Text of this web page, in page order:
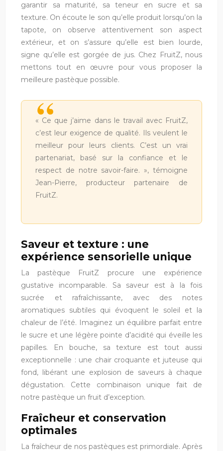
garantir sa maturité, sa teneur en sucre et sa
texture. On écoute le son qu’elle produit lorsqu’on la
tapote, on observe attentivement son aspect
extérieur, et on s’assure qu’elle est bien lourde,
signe qu’elle est gorgée de jus. Chez FruitZ, nous
mettons tout en œuvre pour vous proposer la
meilleure pastèque possible.
« Ce que j’aime dans le travail avec FruitZ,
c’est leur exigence de qualité. Ils veulent le
meilleur pour leurs clients. C’est un vrai
partenariat, basé sur la confiance et le
respect de notre savoir-faire. », témoigne
Jean-Pierre, producteur partenaire de
FruitZ.
Saveur et texture : une
expérience sensorielle unique
La pastèque FruitZ procure une expérience
gustative incomparable. Sa saveur est à la fois
sucrée et rafraîchissante, avec des notes
aromatiques subtiles qui évoquent le soleil et la
chaleur de l’été. Imaginez un équilibre parfait entre
le sucre et une légère pointe d’acidité qui éveille les
papilles. En bouche, sa texture est tout aussi
exceptionnelle : une chair croquante et juteuse qui
fond, libérant une explosion de saveurs à chaque
dégustation. Cette combinaison unique fait de
notre pastèque un fruit d’exception.
Fraîcheur et conservation
optimales
La fraîcheur de nos pastèques est primordiale. Après